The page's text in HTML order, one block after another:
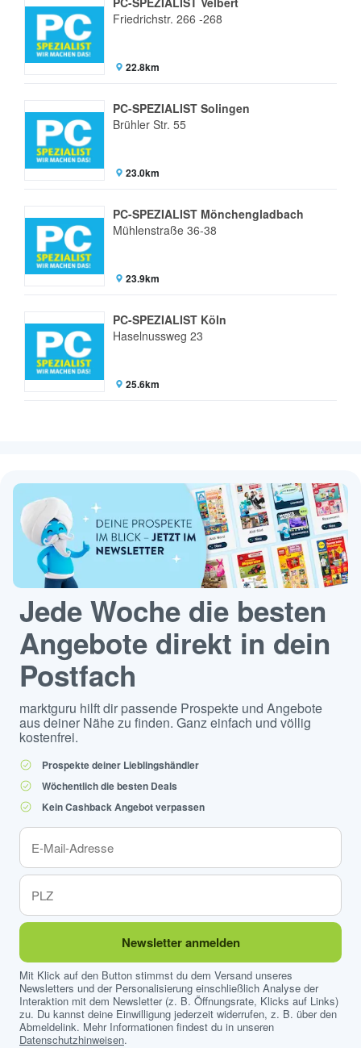
Friedrichstr. 266 -268
22.8km
PC-SPEZIALIST Solingen
Brühler Str. 55
23.0km
PC-SPEZIALIST Mönchengladbach
Mühlenstraße 36-38
23.9km
PC-SPEZIALIST Köln
Haselnussweg 23
25.6km
Jede Woche die besten
Angebote direkt in dein
Postfach
marktguru hilft dir passende Prospekte und Angebote
aus deiner Nähe zu finden. Ganz einfach und völlig
kostenfrei.
Prospekte deiner Lieblingshändler
Wöchentlich die besten Deals
Kein Cashback Angebot verpassen
Newsletter anmelden
Mit Klick auf den Button stimmst du dem Versand unseres
Newsletters und der Personalisierung einschließlich Analyse der
Interaktion mit dem Newsletter (z. B. Öffnungsrate, Klicks auf Links)
zu. Du kannst deine Einwilligung jederzeit widerrufen, z. B. über den
Abmeldelink. Mehr Informationen findest du in unseren
Datenschutzhinweisen.